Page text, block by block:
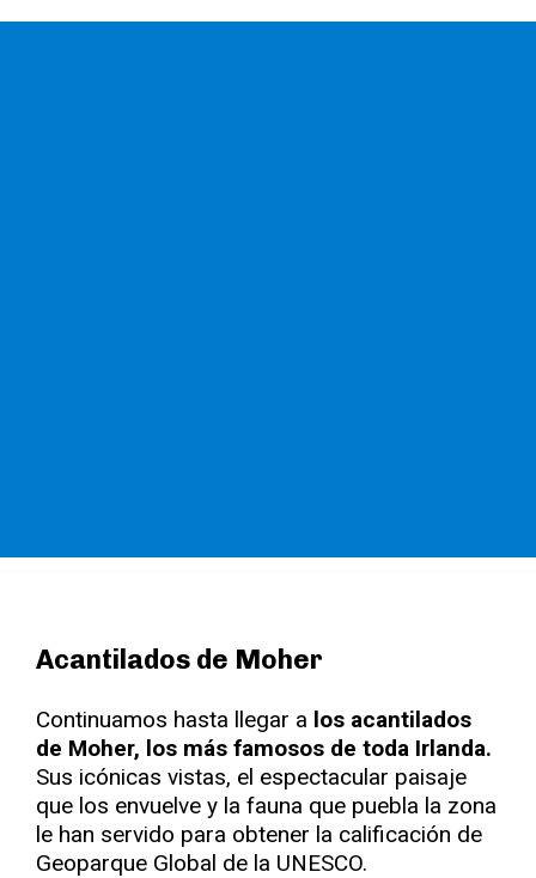
Acantilados de Moher
Continuamos hasta llegar a los acantilados
de Moher, los más famosos de toda Irlanda.
Sus icónicas vistas, el espectacular paisaje
que los envuelve y la fauna que puebla la zona
le han servido para obtener la calificación de
Geoparque Global de la UNESCO.